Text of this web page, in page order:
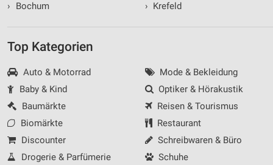
›
Bochum
› Krefeld
Top Kategorien
Auto & Motorrad
Baby & Kind
Baumärkte
Biomärkte
Discounter
Drogerie & Parfümerie
Mode & Bekleidung
Optiker & Hörakustik
Reisen & Tourismus
Restaurant
Schreibwaren & Büro
Schuhe